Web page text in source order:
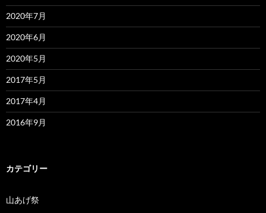
2020年7月
2020年6月
2020年5月
2017年5月
2017年4月
2016年9月
カテゴリー
山あげ祭